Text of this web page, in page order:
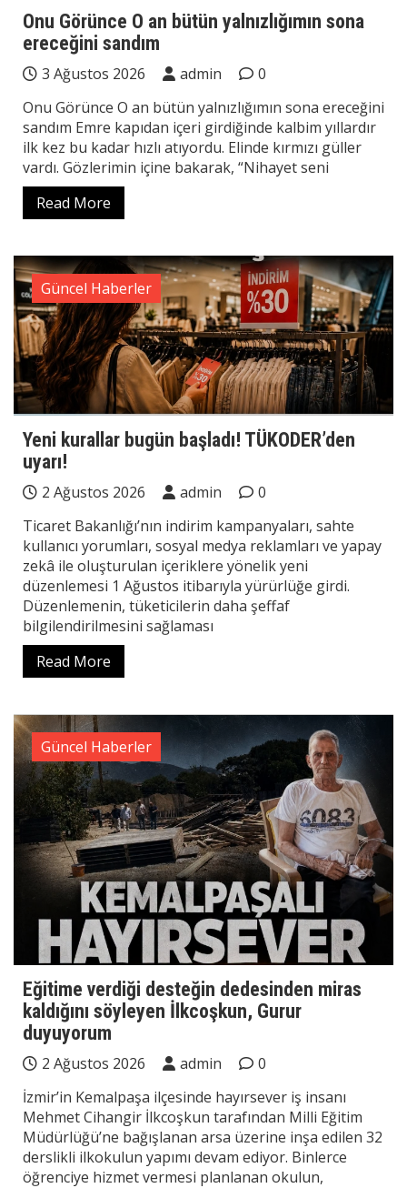
Onu Görünce O an bütün yalnızlığımın sona
ereceğini sandım
3 Ağustos 2026 admin
0
Onu Görünce O an bütün yalnızlığımın sona ereceğini
sandım Emre kapıdan içeri girdiğinde kalbim yıllardır
ilk kez bu kadar hızlı atıyordu. Elinde kırmızı güller
vardı. Gözlerimin içine bakarak, “Nihayet seni
Read More
Güncel Haberler
Yeni kurallar bugün başladı! TÜKODER’den
uyarı!
2 Ağustos 2026 admin
0
Ticaret Bakanlığı’nın indirim kampanyaları, sahte
kullanıcı yorumları, sosyal medya reklamları ve yapay
zekâ ile oluşturulan içeriklere yönelik yeni
düzenlemesi 1 Ağustos itibarıyla yürürlüğe girdi.
Düzenlemenin, tüketicilerin daha şeffaf
bilgilendirilmesini sağlaması
Read More
Güncel Haberler
Eğitime verdiği desteğin dedesinden miras
kaldığını söyleyen İlkcoşkun, Gurur
duyuyorum
2 Ağustos 2026 admin
0
İzmir’in Kemalpaşa ilçesinde hayırsever iş insanı
Mehmet Cihangir İlkcoşkun tarafından Milli Eğitim
Müdürlüğü’ne bağışlanan arsa üzerine inşa edilen 32
derslikli ilkokulun yapımı devam ediyor. Binlerce
öğrenciye hizmet vermesi planlanan okulun,